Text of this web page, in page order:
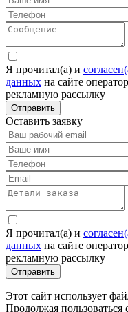
Я прочитал(а) и
данных на сайте
рекламную рассылку
Отправить
Оставить заявку
Я прочитал(а) и
данных на сайте
рекламную рассылку
Отправить
Этот сайт использует
Продолжая пользоваться